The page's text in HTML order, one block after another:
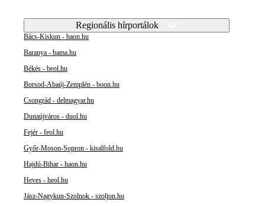
Regionális hírportálok
Bács-Kiskun - baon.hu
Baranya - bama.hu
Békés - beol.hu
Borsod-Abaúj-Zemplén - boon.hu
Csongrád - delmagyar.hu
Dunaújváros - duol.hu
Fejér - feol.hu
Győr-Moson-Sopron - kisalfold.hu
Hajdú-Bihar - haon.hu
Heves - heol.hu
Jász-Nagykun-Szolnok - szoljon.hu